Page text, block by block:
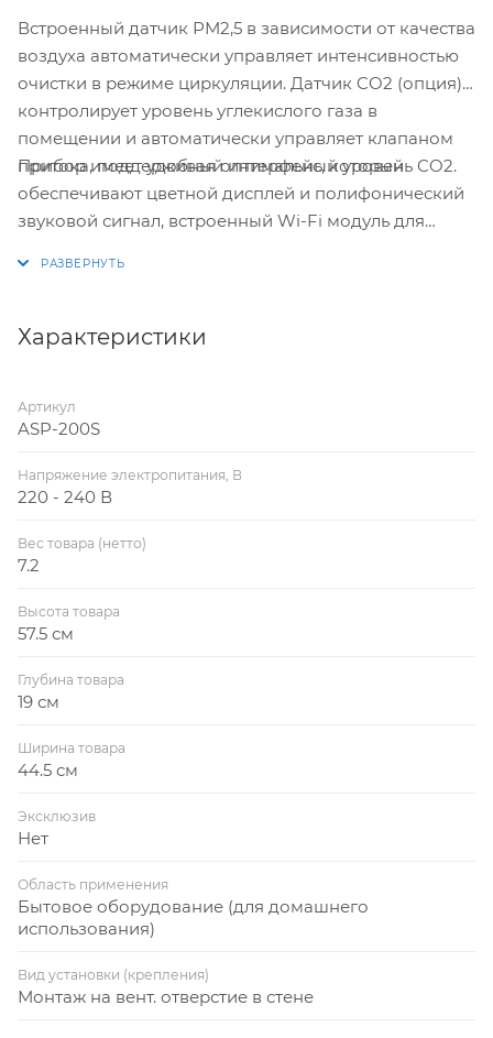
Встроенный датчик РМ2,5 в зависимости от качества
воздуха автоматически управляет интенсивностью
очистки в режиме циркуляции. Датчик CO2 (опция)
контролирует уровень углекислого газа в
помещении и автоматически управляет клапаном
притока, поддерживая оптимальный уровень CO2.
Прибор имеет удобный интерфейс, который
обеспечивают цветной дисплей и полифонический
звуковой сигнал, встроенный Wi-Fi модуль для
Характеристики
Артикул
ASP-200S
Напряжение электропитания, В
220 - 240 В
Вес товара (нетто)
7.2
Высота товара
57.5 см
Глубина товара
19 см
Ширина товара
44.5 см
Эксклюзив
Нет
Область применения
Бытовое оборудование (для домашнего
использования)
Вид установки (крепления)
Монтаж на вент. отверстие в стене